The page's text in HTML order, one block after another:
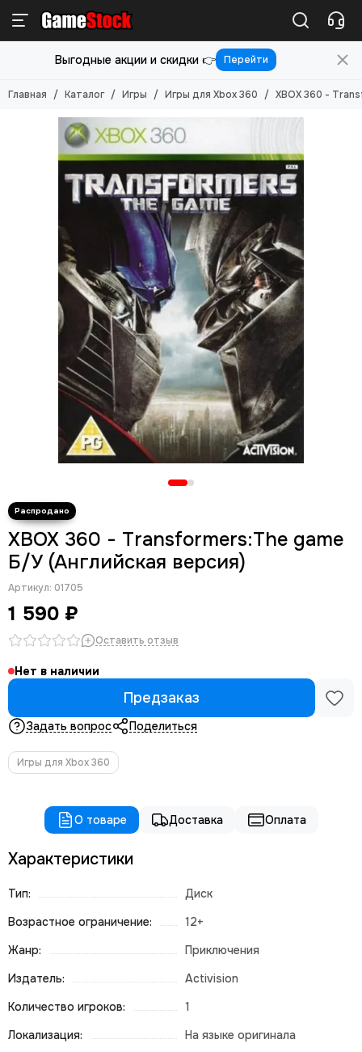
Игры
Смотреть все товары
Игры для PlayStation 5
Игры для PlayStation 3
Игры для PlayStation 2
Игры для Nintendo Switch 2
Игры для Nintendo Switch
Игры для Nintendo 3DS
Игры для Xbox ONE/SERIES S/X
Игры для Xbox Original
Игры для Xbox 360
Игры для Sony PS Vita
Игры для Sony PSP
Игры (Картриджи) для 8-бит
Игры (картриджи) для Sega Mega Drive 16-бит
Игры под VR
Выгодные акции и скидки 👉 Перейти
Главная Каталог Игры Игры для Xbox 360 XBOX 360 -
XBOX 360 - Transformers:The game
Б/У (Английская версия)
Артикул: 01705
1 590 ₽
Оставить отзыв
Нет в наличии
Предзаказ
Задать вопрос Поделиться
Игры для Xbox 360
О товаре Доставка Оплата
Характеристики
Тип:
Диск
Возрастное ограничение:
12+
Жанр:
Приключения
Издатель:
Activision
Количество игроков:
1
Локализация:
На языке оригинала